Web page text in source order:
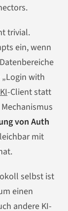
trivial.
ein, wenn
with
KI-Client statt
von Auth
mit
selbst ist
einen
andere KI-